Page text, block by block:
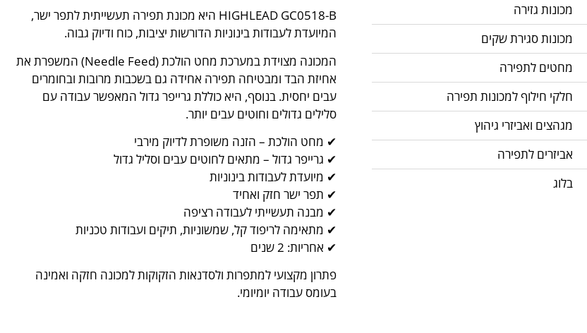
מכונות גזירה
מכונות סגירת שקים
מחטים לתפירה
חלקי חילוף למכונות תפירה
מגהצים ואביזרי גיהוץ
אביזרים לתפירה
בלוג
HIGHLEAD GC0518-B היא מכונת תפירה תעשייתית לתפר ישר,
המיועדת לעבודות בינוניות הדורשות יציבות, כוח ודיוק גבוה.
המכונה מצוידת במערכת מחט הולכת (Needle Feed) המשפרת את
אחיזת הבד ומבטיחה תפירה אחידה גם בשכבות מרובות ובחומרים
עבים יחסית. בנוסף, היא כוללת גרייפר גדול המאפשר עבודה עם
סלילים גדולים וחוטים עבים יותר.
✔ מחט הולכת – הזנה משופרת לדיוק מירבי
✔ גרייפר גדול – מתאים לחוטים עבים וסליל גדול
✔ מיועדת לעבודות בינוניות
✔ תפר ישר חזק ואחיד
✔ מבנה תעשייתי לעבודה רציפה
✔ מתאימה לריפוד קל, שמשוניות, תיקים ועבודות טכניות
✔ אחריות: 2 שנים
פתרון מקצועי למתפרות ולסדנאות הזקוקות למכונה חזקה ואמינה
בעומס עבודה יומיומי.